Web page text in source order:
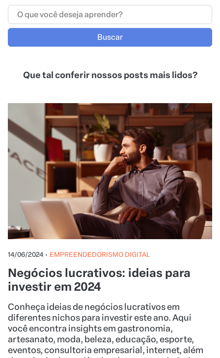
Buscar
Que tal conferir nossos posts mais lidos?
14/06/2024 • EMPREENDEDORISMO DIGITAL
Negócios lucrativos: ideias para
investir em 2024
Conheça ideias de negócios lucrativos em
diferentes nichos para investir este ano. Aqui
você encontra insights em gastronomia,
artesanato, moda, beleza, educação, esporte,
eventos, consultoria empresarial, internet, além